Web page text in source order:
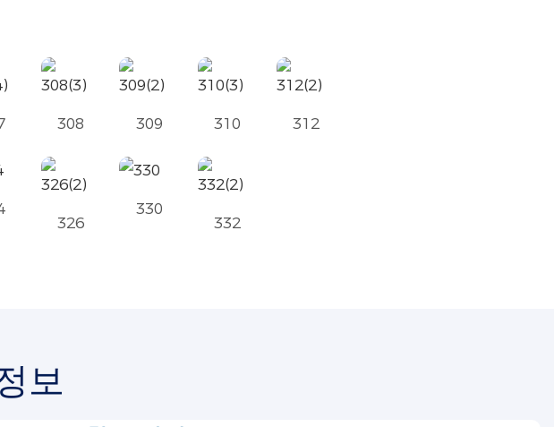
308 309 310 312
326
330
332
보